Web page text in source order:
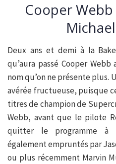
Cooper
Deux ans et demi à la
qu’aura passé Cooper
nom qu’on ne présente plus.
avérée fructueuse, puisque
titres de champion de
Webb, avant que le pilote
quitter le programme à
également empruntés par
ou plus récemment Marvin